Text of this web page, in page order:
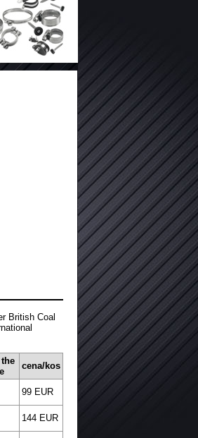
British Coal
cena/kos
99 EUR
144 EUR